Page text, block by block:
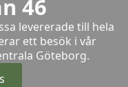
46
levererade till hela
ett besök i vår
Göteborg.